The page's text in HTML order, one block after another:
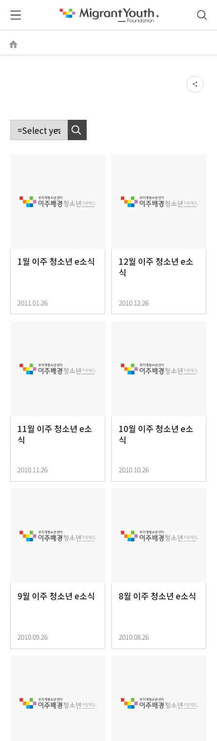
1월 이주 청소년 e소식
2011.01.26
12월 이주 청소년 e소
식
2010.12.26
11월 이주 청소년 e소
식
2010.11.26
10월 이주 청소년 e소
식
2010.10.26
9월 이주 청소년 e소식
2010.09.26
8월 이주 청소년 e소식
2010.08.26